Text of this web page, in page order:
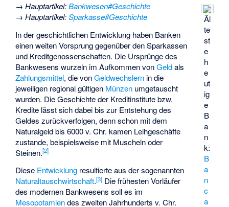
Äl
te
st
e
h
e
ut
ig
e
B
a
n
k:
B
a
n
c
a
→Hauptartikel:Bankwesen#Geschichte
→Hauptartikel:Sparkasse#Geschichte
In der geschichtlichen Entwicklung haben Banken
einen weiten Vorsprung gegenüber den Sparkassen
und Kreditgenossenschaften. Die Ursprünge des
Bankwesens wurzeln im Aufkommen vonGeldals
Zahlungsmittel, die vonGeldwechslern in die
jeweiligen regional gültigen Münzen umgetauscht
wurden. Die Geschichte der Kreditinstitute bzw.
Kredite lässt sich dabei bis zur Entstehung des
Geldes zurückverfolgen, denn schon mit dem
Naturalgeld bis 6000 v. Chr. kamen Leihgeschäfte
zustande, beispielsweise mit Muscheln oder
Steinen.[2]
Diese Entwicklung resultierte aus der sogenannten
Naturaltauschwirtschaft.[3] Die frühesten Vorläufer
des modernen Bankwesens soll es im
Mesopotamiendes zweiten Jahrhunderts v. Chr.